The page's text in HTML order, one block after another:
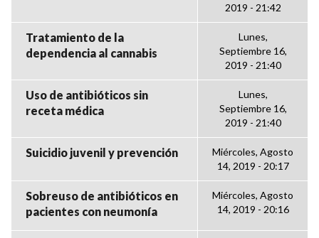
2019 - 21:42
Tratamiento de la
dependencia al cannabis
Lunes,
Septiembre 16,
2019 - 21:40
Uso de antibióticos sin
receta médica
Lunes,
Septiembre 16,
2019 - 21:40
Suicidio juvenil y prevención
Miércoles, Agosto
14, 2019 - 20:17
Sobreuso de antibióticos en
pacientes con neumonía
Miércoles, Agosto
14, 2019 - 20:16